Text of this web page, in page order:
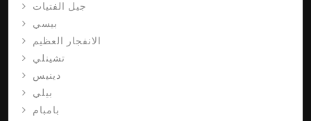
جيل الفتيات
بيسي
الانفجار العظيم
تشينلي
دينيس
بيلي
بامبام